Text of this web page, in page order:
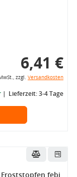
6,41 €
zzgl. Versandkosten
Lieferzeit: 3-4 Tage
Froststopfen febi